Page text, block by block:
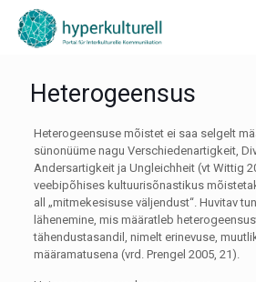
Heterogeensus
Heterogeensuse mõistet ei saa selgelt
sünonüüme nagu Verschiedenartigkeit,
Andersartigkeit ja Ungleichheit (vt Wittig
veebipõhises kultuurisõnastikus
all „mitmekesisuse väljendust“. Huvitav
lähenemine, mis määratleb
tähendustasandil, nimelt erinevuse,
määramatusena (vrd. Prengel 2005, 21).